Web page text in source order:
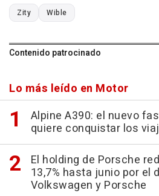
Zity Wible
Contenido patrocinado
Lo más leído en Motor
Alpine A390: el nuevo
quiere conquistar los
El holding de Porsche
13,7% hasta junio por el
Volkswagen y Porsche